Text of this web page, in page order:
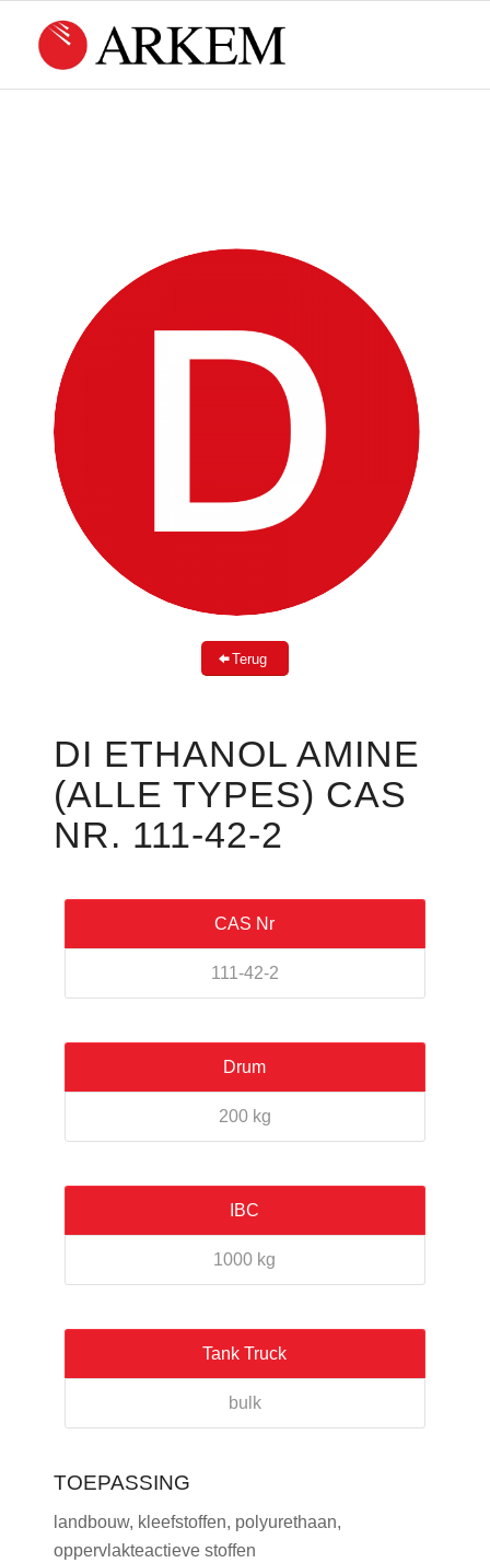
Terug
DI ETHANOL AMINE
(ALLE TYPES) CAS
NR. 111-42-2
CAS Nr
111-42-2
Drum
200 kg
IBC
1000 kg
Tank Truck
bulk
TOEPASSING
landbouw, kleefstoffen, polyurethaan,
oppervlakteactieve stoffen